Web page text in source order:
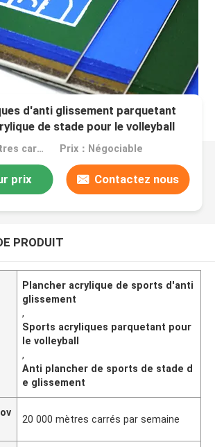
d'anti glissement parquetant
de stade pour le volleyball
MOQ：1000 mètres carrés Prix：Négociable
prix Contactez nous
PRODUIT
Plancher acrylique de sports d'anti
glissement
,
Sports acryliques parquetant pour
le volleyball
,
Anti plancher de sports de stade d
e glissement
20 000 mètres carrés par semaine